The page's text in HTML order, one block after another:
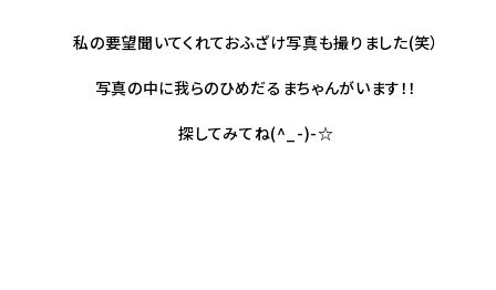
私の要望聞いてくれておふざけ写真も撮りました(笑）
写真の中に我らのひめだるまちゃんがいます！！
探してみてね(^_-)-☆